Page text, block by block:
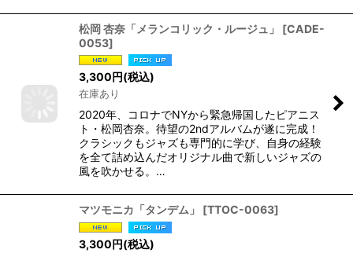
松岡 杏奈「メランコリック・ルージュ」 [CADE-
0053]
3,300円(税込)
在庫あり
2020年、コロナでNYから緊急帰国したピアニス
ト・松岡杏奈。待望の2ndアルバムが遂に完成！
クラシックもジャズも専門的に学び、自身の経験
を全て詰め込んだオリジナル曲で新しいジャズの
風を吹かせる。…
マツモニカ「タンデム」 [TTOC-0063]
3,300円(税込)